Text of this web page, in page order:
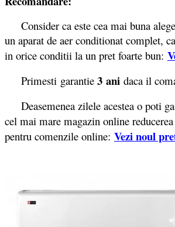
Consider ca este cea mai buna
un aparat de aer conditionat complet,
in orice conditii la un pret foarte bun:
Primesti garantie 3 ani daca il
Deasemenea zilele acestea o poti
cel mai mare magazin online
pentru comenzile online: Vezi noul